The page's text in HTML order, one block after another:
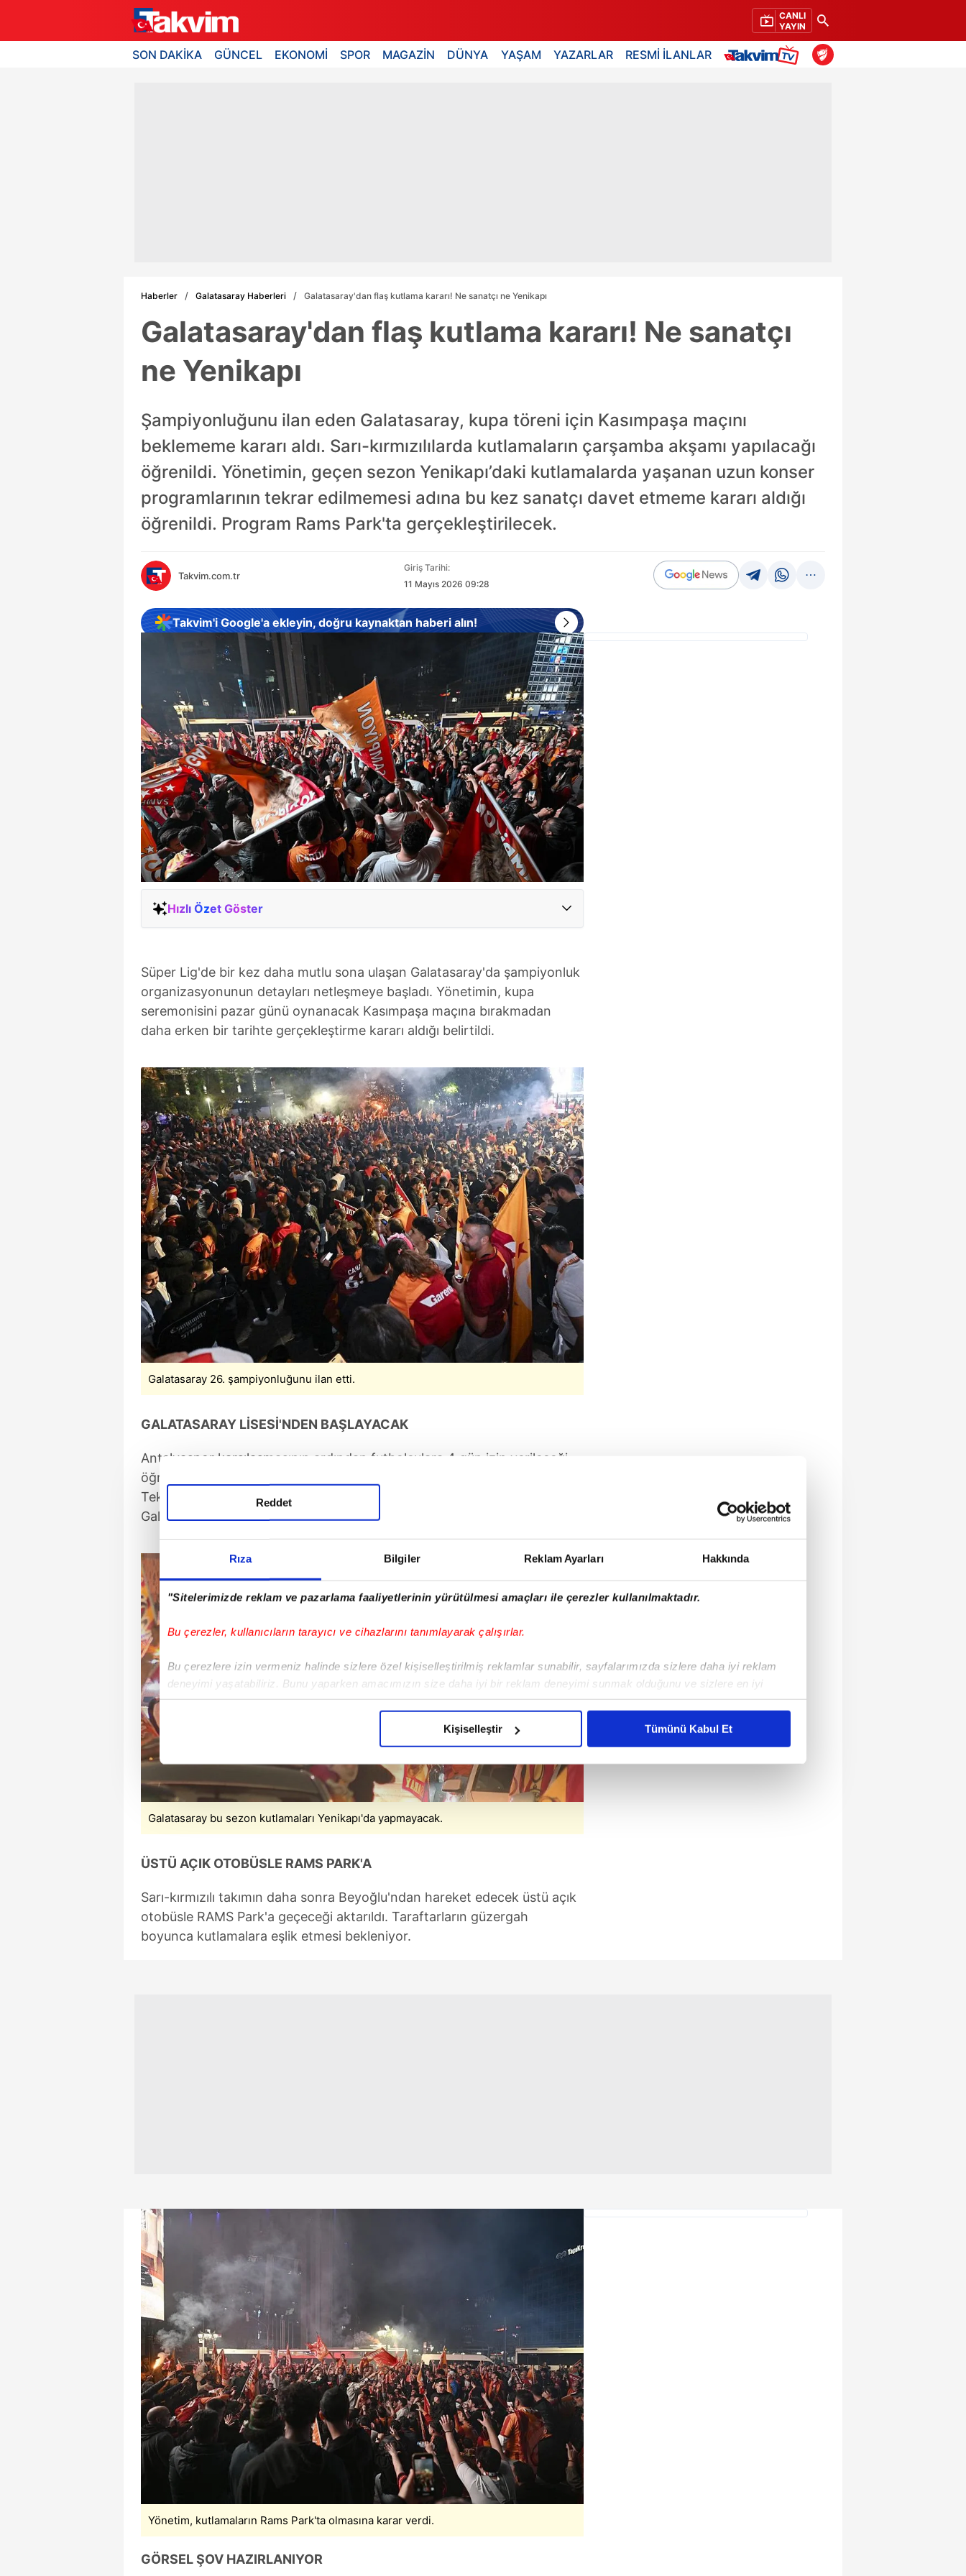
Rıza Bilgiler Reklam Ayarları Hakkında
"Sitelerimizde reklam ve pazarlama faaliyetlerinin yürütülmesi amaçları ile çerezler kullanılmaktadır.
Bu çerezler, kullanıcıların tarayıcı ve cihazlarını tanımlayarak çalışırlar.
Bu çerezlere izin vermeniz halinde sizlere özel kişiselleştirilmiş reklamlar sunabilir, sayfalarımızda sizlere daha iyi reklam
deneyimi yaşatabiliriz. Bunu yaparken amacımızın size daha iyi bir reklam deneyimi sunmak olduğunu ve sizlere en iyi
içerikleri sunabilmek adına elimizden gelen çabayı gösterdiğimizi ve bu noktada, reklamların maliyetlerimizi karşılamak
Sizlere daha iyi bir hizmet sunabilmek için İnternet Sitemizde kendimize ve üçüncü kişilere ait çerezler kullanılmaktadır. Bu
çerezler vasıtasıyla çeşitli kişisel verileriniz işlenmekte olup gerekli olan çerezler bilgi toplumu hizmetlerinin sunulması
amacıyla kullanılmaktadır. Diğer çerezler, sitemizin daha işlevsel kılınması ve kişiselleştirilmesi ve sizlere yönelik
reklam/pazarlama faaliyetlerinin yapılması, amaçlarıyla sınırlı olarak açık rızanız dahilinde kullanılacaktır.
Çerezlere ilişkin tercihlerinizi aşağıda yer alan panel vasıtasıyla belirleyebilirsiniz. Çerezlere ilişkin detaylı bilgi için Ayarlar
butonuna tıklayabilir,Çerez Bilgilendirme Metnimizi ziyaret edebilirsiniz.
6698 sayılı Kişisel Verilerin Korunması Kanunu uyarınca hazırlanmış Aydınlatma Metnimizi okumak ve sitemizde ilgili
mevzuata uygun olarak kullanılan çerezlerle ilgili bilgi almak için lütfen
Reddet
Kişiselleştir Tümünü Kabul Et
CANLI
YAYIN
SON DAKİKA GÜNCEL EKONOMİ SPOR MAGAZİN DÜNYA YAŞAM YAZARLAR RESMİ İLANLAR
Haberler Galatasaray Haberleri Galatasaray'dan flaş kutlama kararı! Ne sanatçı ne Yenikapı
Galatasaray'dan flaş kutlama kararı! Ne sanatçı
ne Yenikapı
Şampiyonluğunu ilan eden Galatasaray, kupa töreni için Kasımpaşa maçını
beklememe kararı aldı. Sarı-kırmızılılarda kutlamaların çarşamba akşamı yapılacağı
öğrenildi. Yönetimin, geçen sezon Yenikapı’daki kutlamalarda yaşanan uzun konser
programlarının tekrar edilmemesi adına bu kez sanatçı davet etmeme kararı aldığı
öğrenildi. Program Rams Park'ta gerçekleştirilecek.
Takvim.com.tr
Giriş Tarihi:
11 Mayıs 2026 09:28
Takvim'i Google'a ekleyin, doğru kaynaktan haberi alın!
Hızlı Özet Göster
Süper Lig'de bir kez daha mutlu sona ulaşan Galatasaray'da şampiyonluk
organizasyonunun detayları netleşmeye başladı. Yönetimin, kupa
seremonisini pazar günü oynanacak Kasımpaşa maçına bırakmadan
daha erken bir tarihte gerçekleştirme kararı aldığı belirtildi.
Galatasaray 26. şampiyonluğunu ilan etti.
GALATASARAY LİSESİ'NDEN BAŞLAYACAK
Antalyaspor karşılaşmasının ardından futbolculara 4 gün izin verileceği
öğrenilirken, kutlama programı için çarşamba akşamı üzerinde uzlaşıldı.
Teknik direktör Okan Buruk ve futbolcuların, organizasyon öncesinde
Galatasaray Lisesi'nde bir araya geleceği ifade edildi.
Galatasaray bu sezon kutlamaları Yenikapı'da yapmayacak.
ÜSTÜ AÇIK OTOBÜSLE RAMS PARK'A
Sarı-kırmızılı takımın daha sonra Beyoğlu'ndan hareket edecek üstü açık
otobüsle RAMS Park'a geçeceği aktarıldı. Taraftarların güzergah
boyunca kutlamalara eşlik etmesi bekleniyor.
Yönetim, kutlamaların Rams Park'ta olmasına karar verdi.
GÖRSEL ŞOV HAZIRLANIYOR